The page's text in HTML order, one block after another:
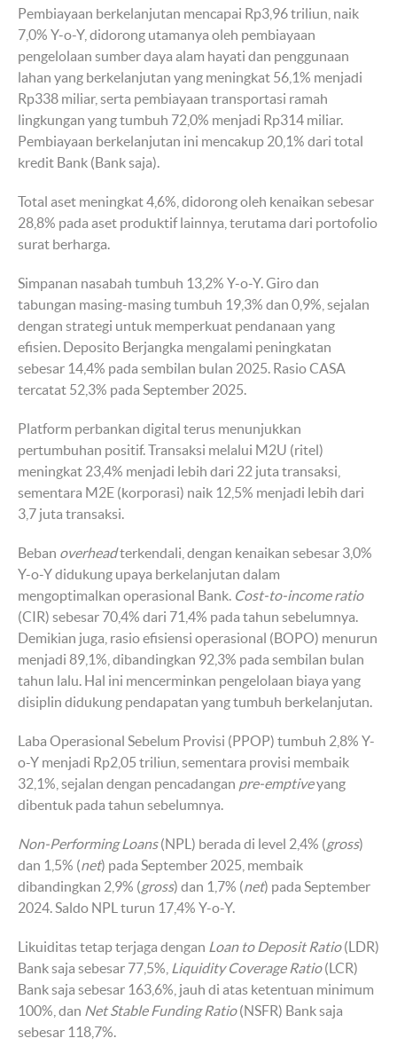
Pembiayaan berkelanjutan mencapai Rp3,96 triliun, naik
7,0% Y-o-Y, didorong utamanya oleh pembiayaan
pengelolaan sumber daya alam hayati dan penggunaan
lahan yang berkelanjutan yang meningkat 56,1% menjadi
Rp338 miliar, serta pembiayaan transportasi ramah
lingkungan yang tumbuh 72,0% menjadi Rp314 miliar.
Pembiayaan berkelanjutan ini mencakup 20,1% dari total
kredit Bank (Bank saja).
Total aset meningkat 4,6%, didorong oleh kenaikan sebesar
28,8% pada aset produktif lainnya, terutama dari portofolio
surat berharga.
Simpanan nasabah tumbuh 13,2% Y-o-Y. Giro dan
tabungan masing-masing tumbuh 19,3% dan 0,9%, sejalan
dengan strategi untuk memperkuat pendanaan yang
efisien. Deposito Berjangka mengalami peningkatan
sebesar 14,4% pada sembilan bulan 2025. Rasio CASA
tercatat 52,3% pada September 2025.
Platform perbankan digital terus menunjukkan
pertumbuhan positif. Transaksi melalui M2U (ritel)
meningkat 23,4% menjadi lebih dari 22 juta transaksi,
sementara M2E (korporasi) naik 12,5% menjadi lebih dari
3,7 juta transaksi.
Beban overheadterkendali, dengan kenaikan sebesar 3,0%
Y-o-Y didukung upaya berkelanjutan dalam
mengoptimalkan operasional Bank. Cost-to-income ratio
(CIR) sebesar 70,4% dari 71,4% pada tahun sebelumnya.
Demikian juga, rasio efisiensi operasional (BOPO) menurun
menjadi 89,1%, dibandingkan 92,3% pada sembilan bulan
tahun lalu. Hal ini mencerminkan pengelolaan biaya yang
disiplin didukung pendapatan yang tumbuh berkelanjutan.
Laba Operasional Sebelum Provisi (PPOP) tumbuh 2,8% Y-
o-Y menjadi Rp2,05 triliun, sementara provisi membaik
32,1%, sejalan dengan pencadangan pre-emptiveyang
dibentuk pada tahun sebelumnya.
Non-Performing Loans(NPL) berada di level 2,4% (gross)
dan 1,5% (net) pada September 2025, membaik
dibandingkan 2,9% (gross) dan 1,7% (net) pada September
2024. Saldo NPL turun 17,4% Y-o-Y.
Likuiditas tetap terjaga dengan Loan to Deposit Ratio(LDR)
Bank saja sebesar 77,5%, Liquidity Coverage Ratio(LCR)
Bank saja sebesar 163,6%, jauh di atas ketentuan minimum
100%, dan Net Stable Funding Ratio(NSFR) Bank saja
sebesar 118,7%.